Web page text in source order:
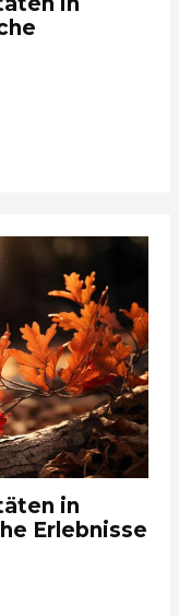
in
Erlebnisse